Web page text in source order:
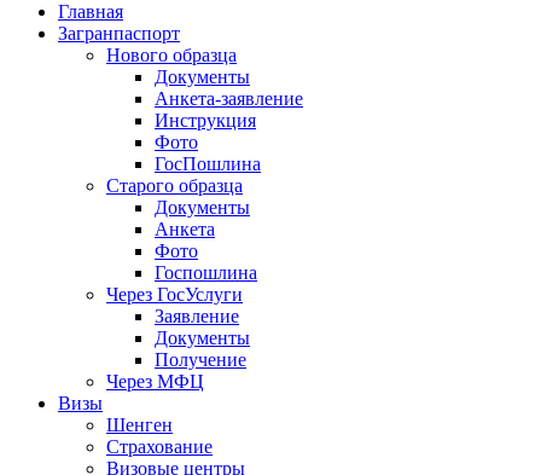
Главная
Загранпаспорт
Нового образца
Документы
Анкета-заявление
Инструкция
Фото
ГосПошлина
Старого образца
Документы
Анкета
Фото
Госпошлина
Через ГосУслуги
Заявление
Документы
Получение
Через МФЦ
Визы
Шенген
Страхование
Визовые центры